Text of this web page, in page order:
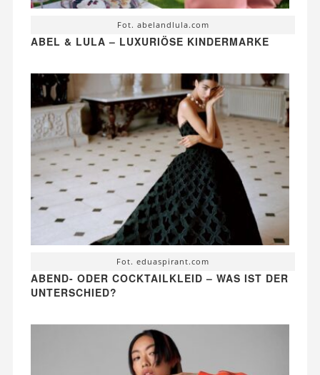
Fot. abelandlula.com
ABEL & LULA – LUXURIÖSE KINDERMARKE
Fot. eduaspirant.com
ABEND- ODER COCKTAILKLEID – WAS IST DER
UNTERSCHIED?